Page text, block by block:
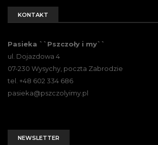
KONTAKT
Pasieka ``Pszczoły i my``
ul. Dojazdowa 4
07-230 Wysychy, poczta Zabrodzie
tel. +48 602 334 686
pasieka@pszczolyimy.pl
NEWSLETTER